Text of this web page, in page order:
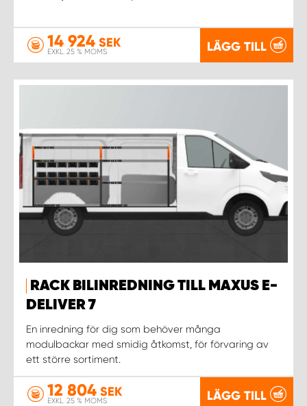
14 924 SEK
EXKL. 25 % MOMS LÄGG TILL
RACK BILINREDNING TILL MAXUS E-
DELIVER 7
En inredning för dig som behöver många
modulbackar med smidig åtkomst, för förvaring av
ett större sortiment.
12 804 SEK
EXKL. 25 % MOMS LÄGG TILL